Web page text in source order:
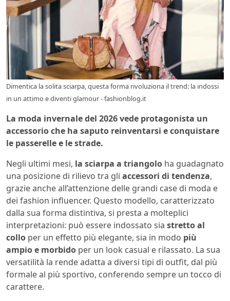
Dimentica la solita sciarpa, questa forma rivoluziona il trend: la indossi
in un attimo e diventi glamour - fashionblog.it
La moda invernale del 2026 vede protagonista un
accessorio che ha saputo reinventarsi e conquistare
le passerelle e le strade.
Negli ultimi mesi, la sciarpa a triangolo ha guadagnato
una posizione di rilievo tra gli accessori di tendenza,
grazie anche all’attenzione delle grandi case di moda e
dei fashion influencer. Questo modello, caratterizzato
dalla sua forma distintiva, si presta a molteplici
interpretazioni: può essere indossato sia stretto al
collo per un effetto più elegante, sia in modo più
ampio e morbido per un look casual e rilassato. La sua
versatilità la rende adatta a diversi tipi di outfit, dal più
formale al più sportivo, conferendo sempre un tocco di
carattere.